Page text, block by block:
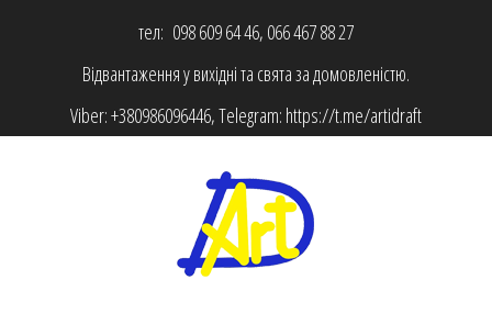
тел: 098 609 64 46, 066 467 88 27
Відвантаження у вихідні та свята за домовленістю.
Viber:+380986096446, Telegram: https://t.me/artidraft